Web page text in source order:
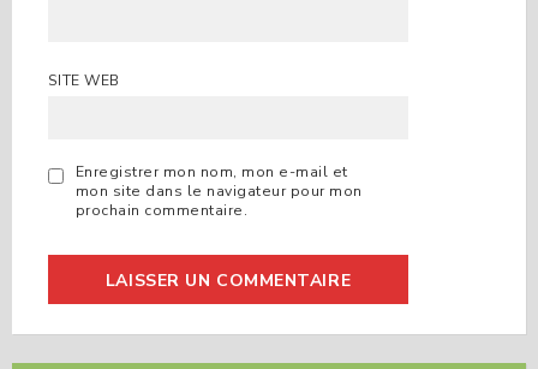
SITE WEB
Enregistrer mon nom, mon e-mail et
mon site dans le navigateur pour mon
prochain commentaire.